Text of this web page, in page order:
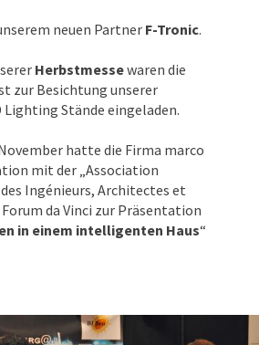
neuen Partner F-Tronic.
Herbstmessewaren die
zur Besichtung unserer
Lighting Stände eingeladen.
hatte die Firma marco
mit der „Association
Ingénieurs, Architectes et
da Vinci zur Präsentation
in einem intelligenten Haus“